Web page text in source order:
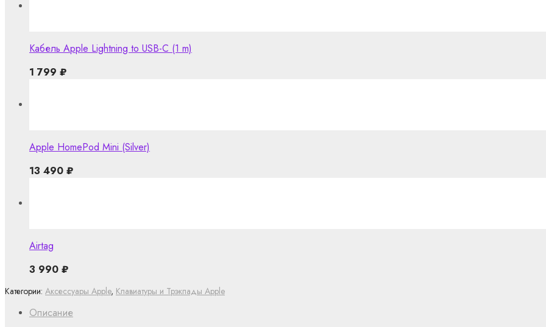
Описание
Категории: Аксессуары Apple, Клавиатуры и Трэкпады Apple
Кабель Apple Lightning to USB-C (1 m)
1 799 ₽
Apple HomePod Mini (Silver)
13 490 ₽
Airtag
3 990 ₽